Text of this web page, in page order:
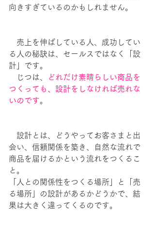
向きすぎているのかもしれません。
売上を伸ばしている人、成功してい
る人の秘訣は、セールスではなく「設
計」です。
じつは、
どれだけ素晴らしい商品を
つくっても、設計をしなければ売れな
いのです。
設計とは、どうやってお客さまと出
会い、信頼関係を築き、自然な流れで
商品を届けるかという流れをつくるこ
と。
「人との関係性をつくる場所」と「売
る場所」の設計があるかどうかで、結
果は大きく違ってくるのです。